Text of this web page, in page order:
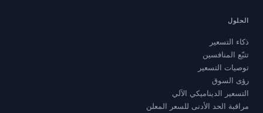
الحلول
ذكاء التسعير
تتبّع المنافسين
توصيات التسعير
رؤى السوق
التسعير الديناميكي الآلي
مراقبة الحد الأدنى للسعر المعلن